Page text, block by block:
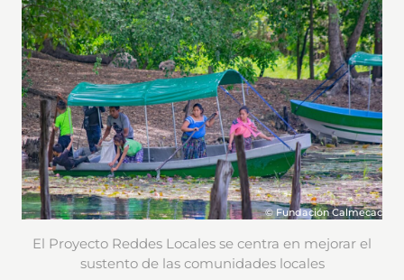
© Fundación Calmecac
El Proyecto Reddes Locales se centra en mejorar el
sustento de las comunidades locales